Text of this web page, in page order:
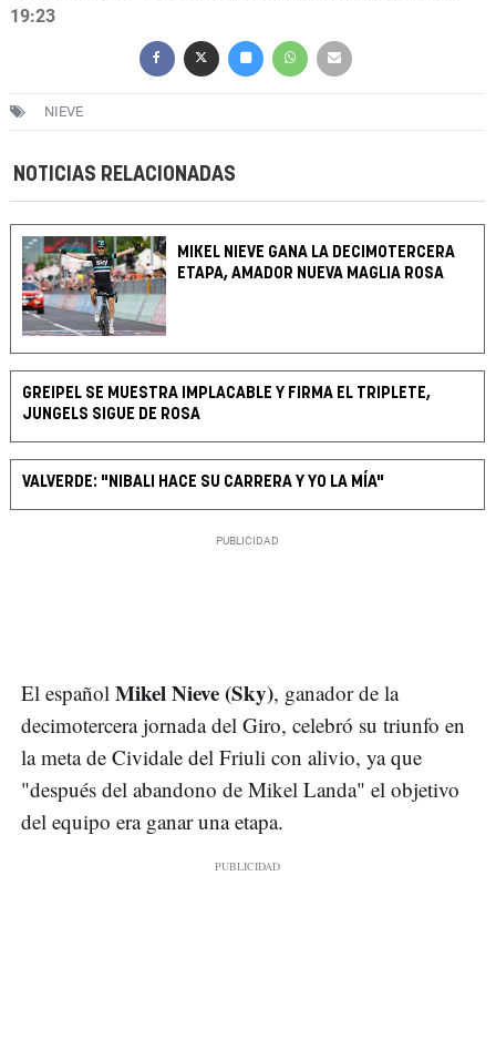
19:23
NIEVE
NOTICIAS RELACIONADAS
MIKEL NIEVE GANA LA DECIMOTERCERA
ETAPA, AMADOR NUEVA MAGLIA ROSA
GREIPEL SE MUESTRA IMPLACABLE Y FIRMA EL TRIPLETE,
JUNGELS SIGUE DE ROSA
VALVERDE: "NIBALI HACE SU CARRERA Y YO LA MÍA"
El español Mikel Nieve (Sky), ganador de la
decimotercera jornada del Giro, celebró su triunfo en
la meta de Cividale del Friuli con alivio, ya que
"después del abandono de Mikel Landa" el objetivo
del equipo era ganar una etapa.